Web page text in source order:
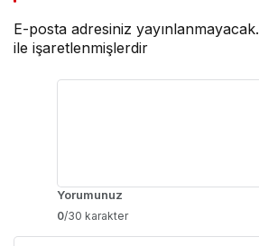
E-posta adresiniz yayınlanmayacak.
ile işaretlenmişlerdir
Yorumunuz
0/30 karakter